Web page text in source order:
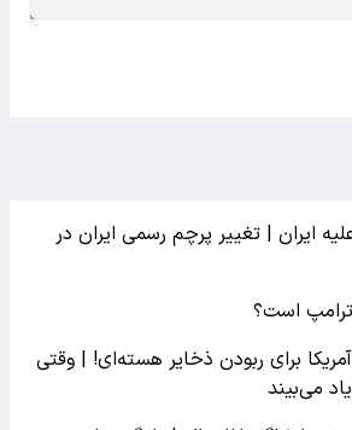
ایران | تغییر پرچم رسمی ایران در
ترامپ است؟
آمریکا برای ربودن ذخایر هسته‌ای! | وقتی
می‌بیند